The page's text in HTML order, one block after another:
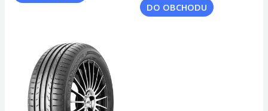
DO OBCHODU